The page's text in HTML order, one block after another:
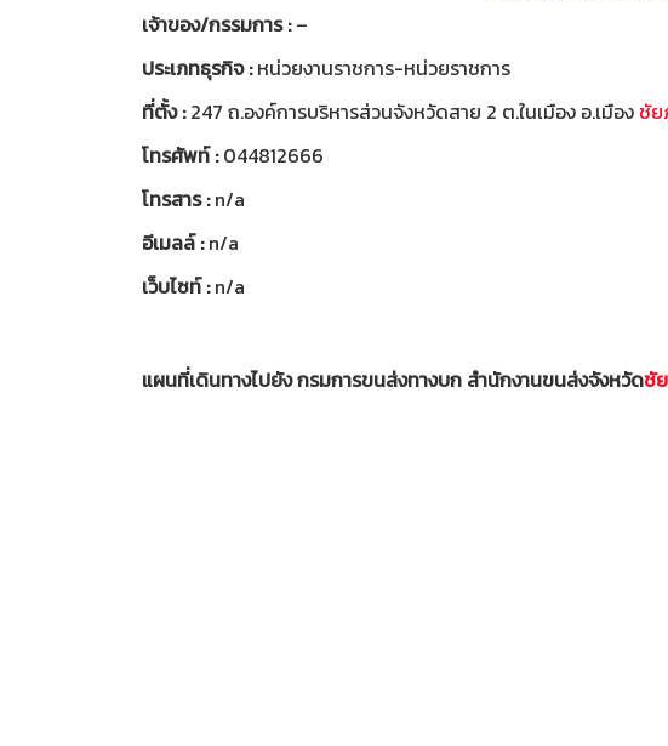
เจ้าของ/กรรมการ :–
ประเภทธุรกิจ :หน่วยงานราชการ-หน่วยราชการ
ที่ตั้ง :247 ถ.องค์การบริหารส่วนจังหวัดสาย 2 ต.ในเมือง อ.เมืองชัย
โทรศัพท์ :044812666
โทรสาร :n/a
อีเมลล์ :n/a
เว็บไซท์ :n/a
แผนที่เดินทางไปยัง กรมการขนส่งทางบก สำนักงานขนส่งจังหวัดชั